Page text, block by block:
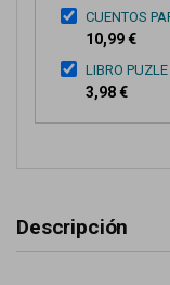
CUENTOS
10,99 €
LIBRO
3,98 €
Descripción